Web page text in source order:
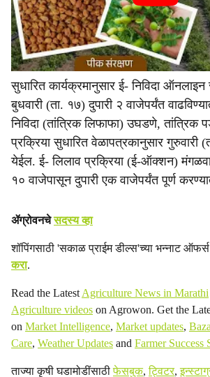
सुधारित कार्यक्रमानुसार ई- निविदा ऑनलाइन
बुधवारी (ता. १७) दुपारी २ वाजेपर्यंत
निविदा (तांत्रिक लिफाफा) उघडणे, तांत्रिक
प्रक्रिया सुधारित वेळापत्रकानुसार गुरुवारी
येईल. ई- लिलाव प्रक्रिया (ई-ऑक्शन)
१० वाजेपासून दुपारी एक वाजेपर्यंत पूर्ण
ॲग्रोवनचेसदस्य व्हा
शॉपिंगसाठी 'सकाळ प्राईम डील्स'च्या भन्नाट ऑफर्स
करा.
Read the Latest Agriculture News in Marathi
Agriculture videos on Agrowon. Get the
on Market Intelligence, Market updates,
Care, Weather Updates and Farmer Success
ताज्या कृषी घडामोडींसाठीफेसबुक,ट्विटर,